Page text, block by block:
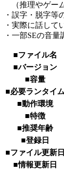
（推理やゲー
・誤字・脱字等
・実際に話して
・一部SEの音量
■ファイル名
■バージョン
■容量
■必要ランタイム
■動作環境
■特徴
■推奨年齢
■登録日
■ファイル更新日
■情報更新日